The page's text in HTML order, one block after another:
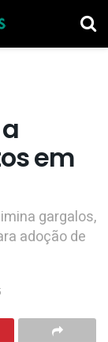
em
gargalos,
adoção de